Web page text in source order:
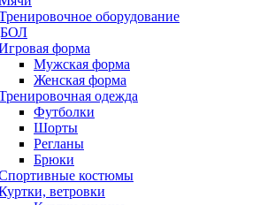
оборудование
форма
Мужская форма
Женская форма
одежда
Футболки
Шорты
Регланы
Брюки
костюмы
ветровки